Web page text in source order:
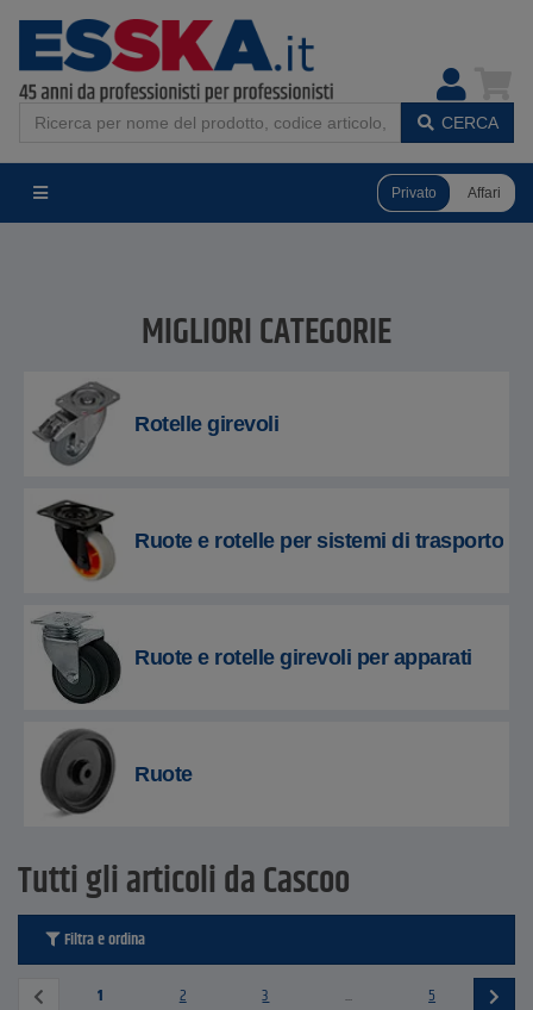
CERCA
Privato Affari
MIGLIORI CATEGORIE
Rotelle girevoli
Ruote e rotelle per sistemi di trasporto
Ruote e rotelle girevoli per apparati
Ruote
Tutti gli articoli da Cascoo
Filtra e ordina
1 2 3 ... 5